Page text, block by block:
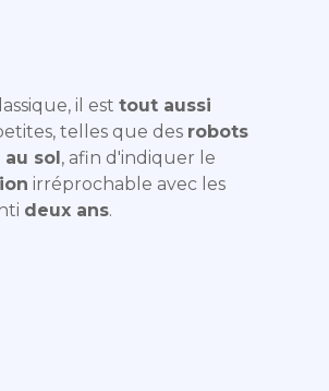
il est tout aussi
telles que des robots
sol, afin d'indiquer le
irréprochable avec les
deux ans.